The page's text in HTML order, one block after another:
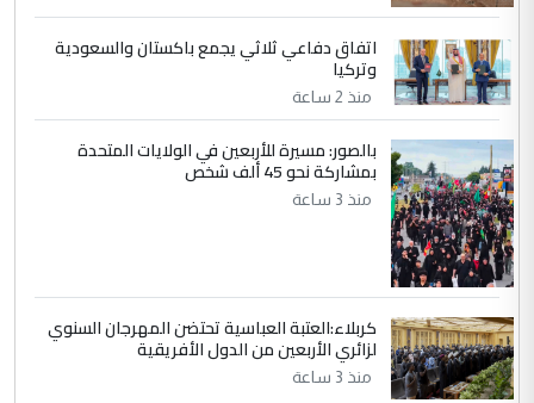
الموضوع :
الجواهري يرد على صدام حسين سل
مضجعيك يابن الزنا (نص كامل)
5 سردار
التعليق : واحد من عصابة علي ماما يسقط
جنسية الرافد الثالث للعراق ومن اصول عريقة
ابا فرات ...
الموضوع :الجواهري يرد على صدام حسين سل
مضجعيك يابن الزنا (نص كامل)
اتفاق دفاعي ثلاثي يجمع باكستان والسعودية
وتركيا
منذ 2 ساعة
بالصور: مسيرة للأربعين في الولايات المتحدة
بمشاركة نحو 45 ألف شخص
منذ 3 ساعة
كربلاء:العتبة العباسية تحتضن المهرجان السنوي
لزائري الأربعين من الدول الأفريقية
منذ 3 ساعة